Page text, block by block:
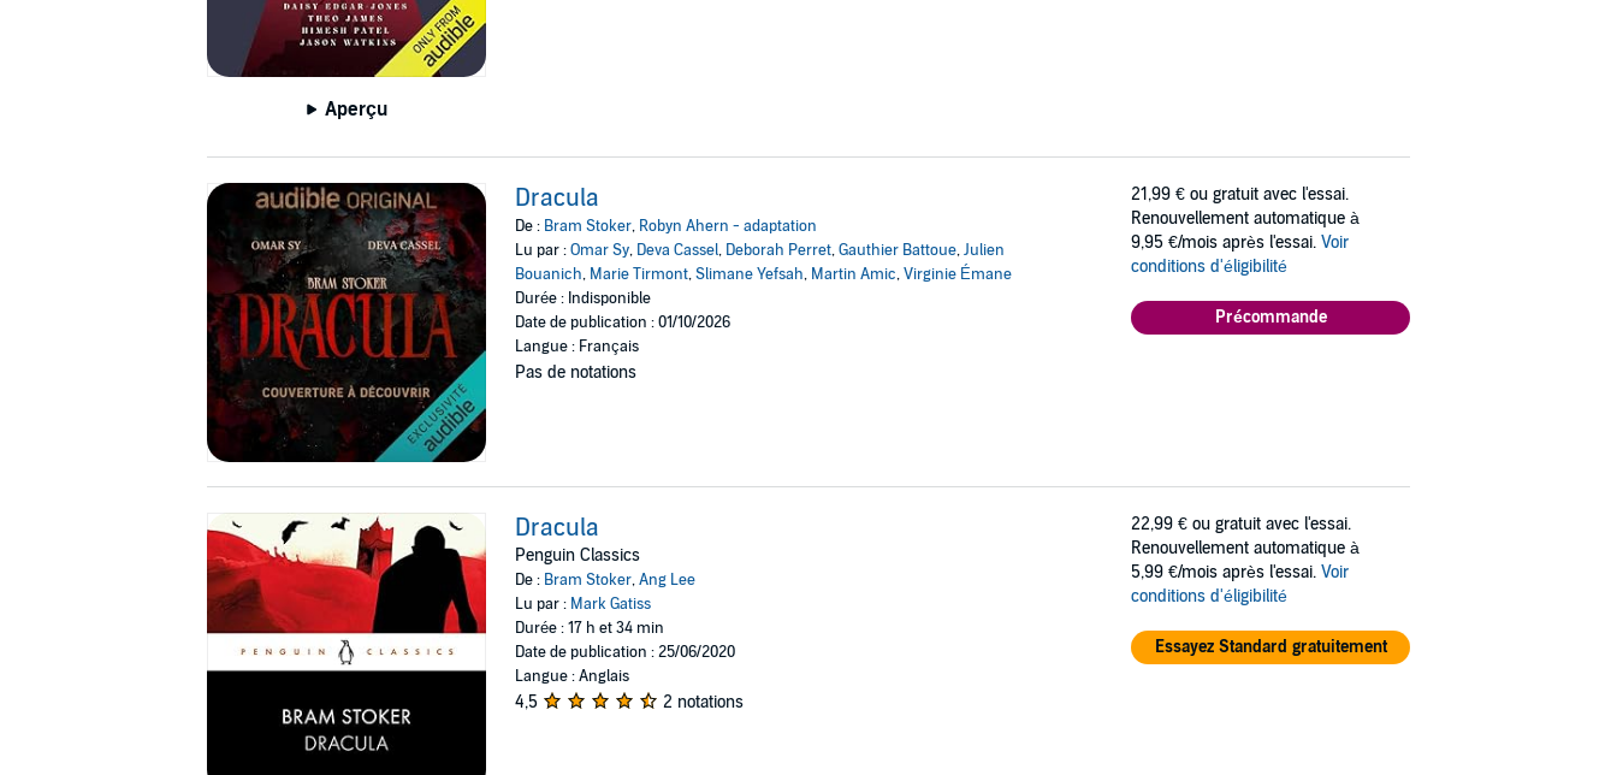
Aperçu
Dracula
De : Bram Stoker, Robyn Ahern - adaptation
Lu par :Omar Sy, Deva Cassel, Deborah Perret,Gauthier Battoue,Julien
Bouanich, Marie Tirmont,Slimane Yefsah, Martin Amic,Virginie Émane
Durée : Indisponible
Date de publication : 01/10/2026
Langue : Français
Pas de notations
21,99 € ou gratuit avec l'essai.
Renouvellement automatique à
9,95 €/mois après l'essai. Voir
conditions d'éligibilité
Précommande
Dracula
Penguin Classics
De : Bram Stoker,Ang Lee
Lu par : Mark Gatiss
Durée : 17 h et 34 min
Date de publication : 25/06/2020
Langue : Anglais
4,5 2 notations
22,99 € ou gratuit avec l'essai.
Renouvellement automatique à
5,99 €/mois après l'essai. Voir
conditions d'éligibilité
Essayez Standard gratuitement